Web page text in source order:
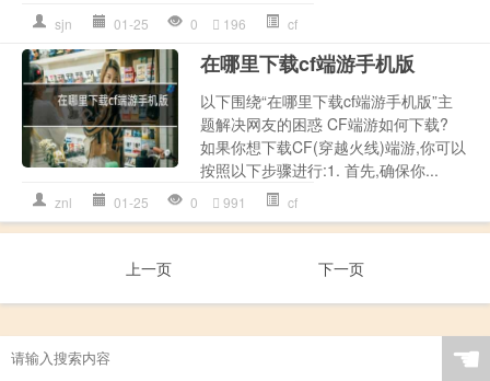
sjn 01-25 0 196 cf
在哪里下载cf端游手机版
以下围绕“在哪里下载cf端游手机版”主
题解决网友的困惑 CF端游如何下载?
如果你想下载CF(穿越火线)端游,你可以
按照以下步骤进行:1. 首先,确保你...
znl 01-25 0 991 cf
上一页 下一页
☚